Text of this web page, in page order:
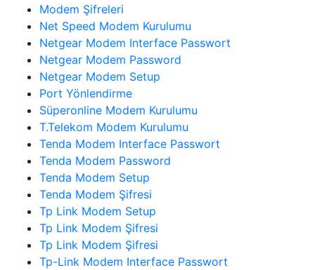
Modem Şifreleri
Net Speed Modem Kurulumu
Netgear Modem Interface Passwort
Netgear Modem Password
Netgear Modem Setup
Port Yönlendirme
Süperonline Modem Kurulumu
T.Telekom Modem Kurulumu
Tenda Modem Interface Passwort
Tenda Modem Password
Tenda Modem Setup
Tenda Modem Şifresi
Tp Link Modem Setup
Tp Link Modem Şifresi
Tp Link Modem Şifresi
Tp-Link Modem Interface Passwort